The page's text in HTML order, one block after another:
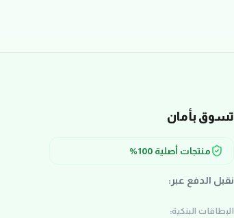
تسوق بأمان
منتجات أصلية 100%
نقبل الدفع عبر:
البطاقات البنكية: